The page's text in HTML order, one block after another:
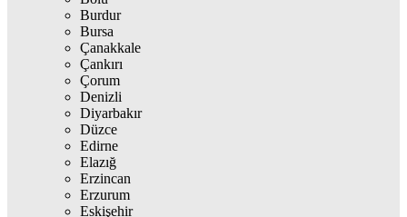
Burdur
Bursa
Çanakkale
Çankırı
Çorum
Denizli
Diyarbakır
Düzce
Edirne
Elazığ
Erzincan
Erzurum
Eskişehir